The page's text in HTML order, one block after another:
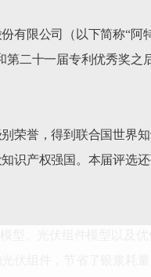
有限公司（以下简称“阿
二十一届专利优秀奖之
荣誉，得到联合国世界
识产权强国。本届评选
型、光伏组件模型以及
伏组件，节省了银浆耗